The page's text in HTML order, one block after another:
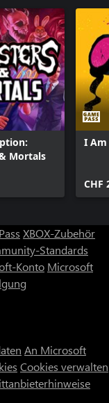
Mortals
I Am
CHF
XBOX-Zubehör
Standards
Konto Microsoft
An Microsoft
Cookies verwalten